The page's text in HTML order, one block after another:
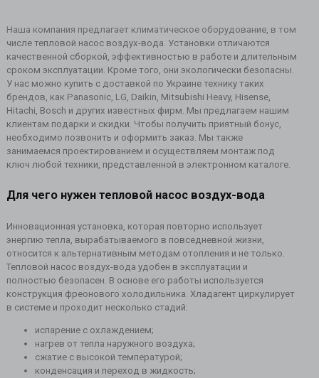
Наша компания предлагает климатическое оборудование, в том
числе тепловой насос воздух-вода. Установки отличаются
качественной сборкой, эффективностью в работе и длительным
сроком эксплуатации. Кроме того, они экологически безопасны.
У нас можно купить с доставкой по Украине технику таких
брендов, как Panasonic, LG, Daikin, Mitsubishi Heavy, Hisense,
Hitachi, Bosch и других известных фирм. Мы предлагаем нашим
клиентам подарки и скидки. Чтобы получить приятный бонус,
необходимо позвонить и оформить заказ. Мы также
занимаемся проектированием и осуществляем монтаж под
ключ любой техники, представленной в электронном каталоге.
Для чего нужен тепловой насос воздух-вода
Инновационная установка, которая повторно использует
энергию тепла, вырабатываемого в повседневной жизни,
относится к альтернативным методам отопления и не только.
Тепловой насос воздух-вода удобен в эксплуатации и
полностью безопасен. В основе его работы используется
конструкция фреонового холодильника. Хладагент циркулирует
в системе и проходит несколько стадий:
испарение с охлаждением;
нагрев от тепла наружного воздуха;
сжатие с высокой температурой;
конденсация и переход в жидкость;